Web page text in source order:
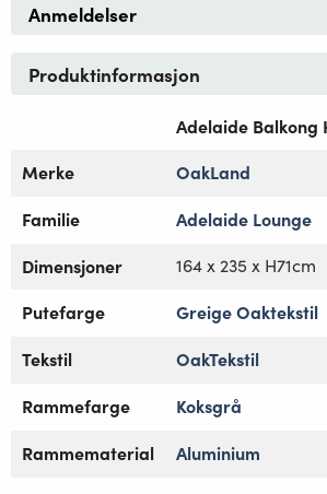
Anmeldelser
Produktinformasjon
Adelaide Balkong
Merke
OakLand
Familie
Adelaide Lounge
Dimensjoner
164 x 235 x H71cm
Putefarge
Greige Oaktekstil
Tekstil
OakTekstil
Rammefarge
Koksgrå
Rammematerial
Aluminium